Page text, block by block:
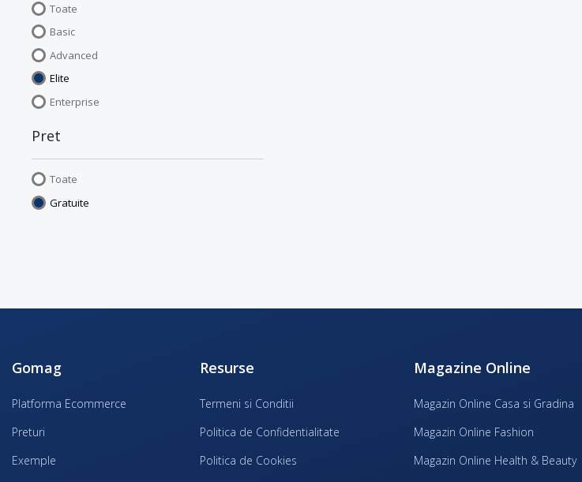
Toate
Basic
Advanced
Elite
Enterprise
Pret
Toate
Gratuite
Gomag
Platforma Ecommerce
Preturi
Exemple
Resurse
Termeni si Conditii
Politica de Confidentialitate
Politica de Cookies
Magazine Online
Magazin Online Casa si Gradina
Magazin Online Fashion
Magazin Online Health & Beauty